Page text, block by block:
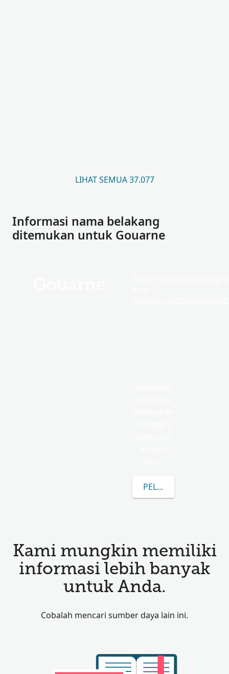
LIHAT SEMUA 37.077
Informasi nama belakang
ditemukan untuk Gouarne
PELAJARI LEBIH
Kami mungkin memiliki
informasi lebih banyak
untuk Anda.
Cobalah mencari sumber daya lain ini.